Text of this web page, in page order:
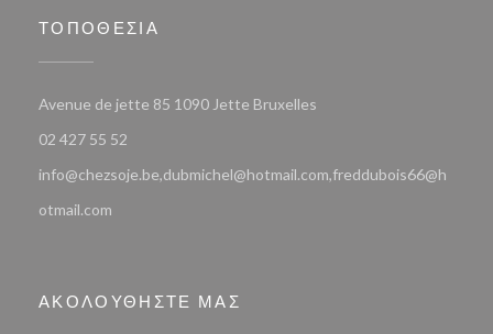
ΤΟΠΟΘΕΣΊΑ
Avenue de jette 85 1090 Jette Bruxelles
02 427 55 52
info@chezsoje.be,dubmichel@hotmail.com,freddubois66@h
otmail.com
ΑΚΟΛΟΥΘΉΣΤΕ ΜΑΣ